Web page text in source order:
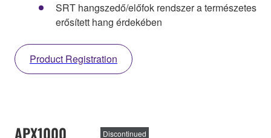
SRT hangszedő/előfok rendszer a természetes
erősített hang érdekében
Product Registration
APX1000 Discontinued